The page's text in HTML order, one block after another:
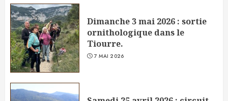
Dimanche 3 mai 2026 : sortie
ornithologique dans le
Tiourre.
7 MAI 2026